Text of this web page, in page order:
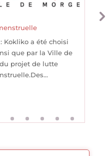
Kokliko a été choisi
que par la Ville de
projet de lutte